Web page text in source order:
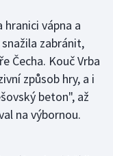
hranici vápna a
zabránit,
Čecha. Kouč Vrba
způsob hry, a i
beton", až
na výbornou.